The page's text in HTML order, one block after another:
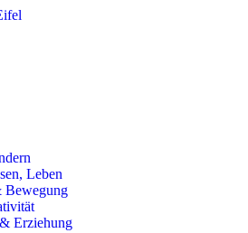
Leben
Bewegung
Erziehung